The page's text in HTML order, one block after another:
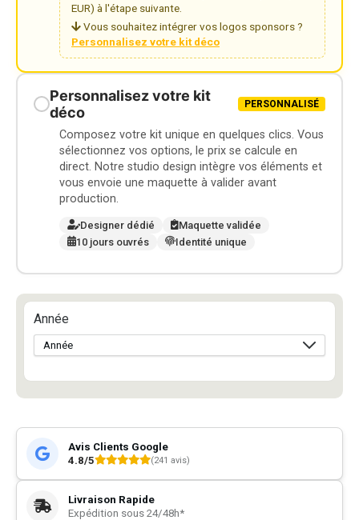
EUR) à l'étape suivante.
Vous souhaitez intégrer vos logos sponsors ?
Personnalisez votre kit déco
Personnalisez votre kit
déco
PERSONNALISÉ
Composez votre kit unique en quelques clics. Vous
sélectionnez vos options, le prix se calcule en
direct. Notre studio design intègre vos éléments et
vous envoie une maquette à valider avant
production.
Designer dédié
Maquette validée
10 jours ouvrés
Identité unique
Année
Avis Clients Google
4.8/5
(241 avis)
Livraison Rapide
Expédition sous 24/48h*